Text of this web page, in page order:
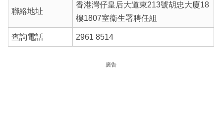
聯絡地址
香港灣仔皇后大道東213號胡忠大廈18
樓1807室衞生署聘任組
查詢電話 2961 8514
廣告